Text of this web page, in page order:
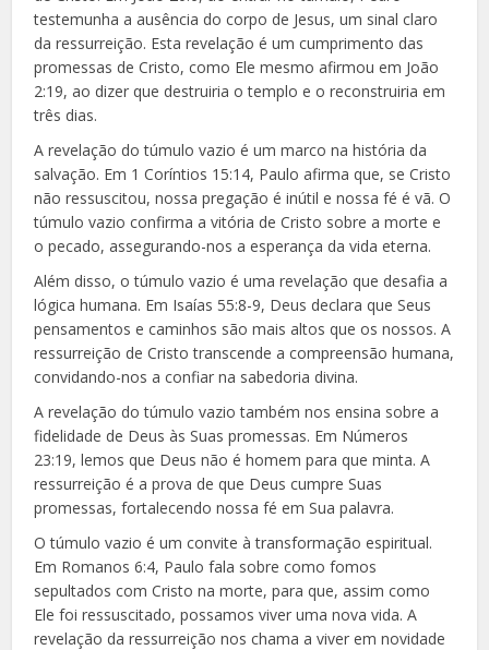
testemunha a ausência do corpo de Jesus, um sinal claro
da ressurreição. Esta revelação é um cumprimento das
promessas de Cristo, como Ele mesmo afirmou em João
2:19, ao dizer que destruiria o templo e o reconstruiria em
três dias.
A revelação do túmulo vazio é um marco na história da
salvação. Em 1 Coríntios 15:14, Paulo afirma que, se Cristo
não ressuscitou, nossa pregação é inútil e nossa fé é vã. O
túmulo vazio confirma a vitória de Cristo sobre a morte e
o pecado, assegurando-nos a esperança da vida eterna.
Além disso, o túmulo vazio é uma revelação que desafia a
lógica humana. Em Isaías 55:8-9, Deus declara que Seus
pensamentos e caminhos são mais altos que os nossos. A
ressurreição de Cristo transcende a compreensão humana,
convidando-nos a confiar na sabedoria divina.
A revelação do túmulo vazio também nos ensina sobre a
fidelidade de Deus às Suas promessas. Em Números
23:19, lemos que Deus não é homem para que minta. A
ressurreição é a prova de que Deus cumpre Suas
promessas, fortalecendo nossa fé em Sua palavra.
O túmulo vazio é um convite à transformação espiritual.
Em Romanos 6:4, Paulo fala sobre como fomos
sepultados com Cristo na morte, para que, assim como
Ele foi ressuscitado, possamos viver uma nova vida. A
revelação da ressurreição nos chama a viver em novidade